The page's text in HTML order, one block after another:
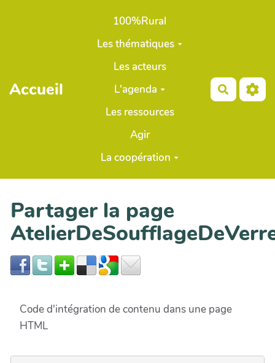
Aller au contenu principal
Accueil
100%Rural
Les thématiques
Les acteurs
L'agenda
Les ressources
Agir
La coopération
Partager la page
Code d'intégration de contenu dans une page
HTML